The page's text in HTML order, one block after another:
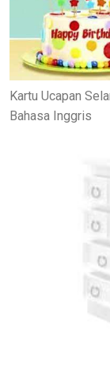
Kartu Ucapan
Bahasa Inggris